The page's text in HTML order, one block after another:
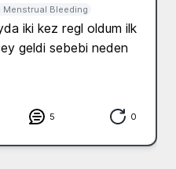
Bleeding
iki kez regl oldum ilk
geldi sebebi neden
5 0